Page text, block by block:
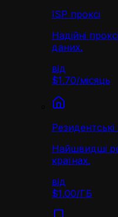
ISP проксі
Надійні
даних.
від
$1.70/місяць
Резидентські
Найшвидші
країнах.
від
$1.00/ГБ